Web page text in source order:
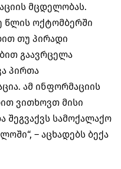
მცდელობას.
წლის ოქტომბერში
თუ პირადი
გაავრცელა
პირთა
ამ ინფორმაციის
ვითხოვთ მისი
შეგვაქვს სამოქალაქო
– აცხადებს ბექა